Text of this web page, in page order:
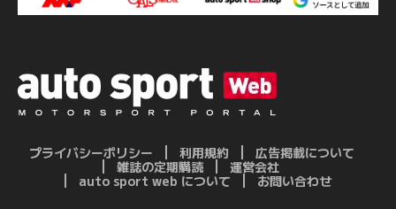
プライバシーポリシー 利用規約
広告掲載について
雑誌の定期購読
運営会社
auto sport web について
お問い合わせ